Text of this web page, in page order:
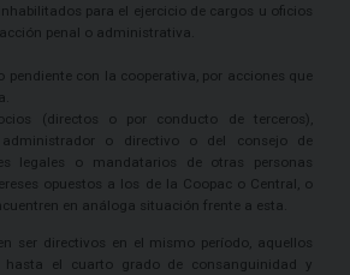
para el ejercicio de cargos u oficios
penal o administrativa.
pendiente con la cooperativa, por acciones que
(directos o por conducto de terceros),
o directivo o del consejo de
legales o mandatarios de otras personas
opuestos a los de la Coopac o Central, o
en análoga situación frente a esta.
ser directivos en el mismo período, aquellos
hasta el cuarto grado de consanguinidad y